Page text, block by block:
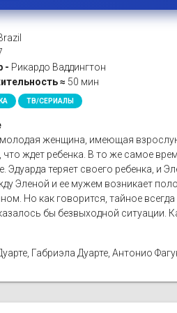
- Рикардо Ваддингтон
≈ 50 мин
ТВ/СЕРИАЛЫ
женщина, имеющая
что ждет ребенка. В то же самое
Эдуарда теряет своего ребенка, и
Эленой и ее мужем возникает
Но как говорится, тайное
бы безвыходной ситуации.
Габриэла Дуарте, Антонио